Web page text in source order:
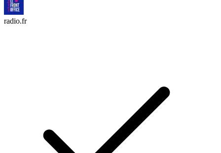
radio.fr